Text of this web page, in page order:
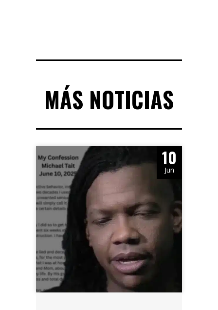
MÁS NOTICIAS
10
Jun